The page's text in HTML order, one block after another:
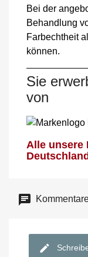
Bei der
Behandlung
Farbechtheit
können.
Sie
von
Alle unsere